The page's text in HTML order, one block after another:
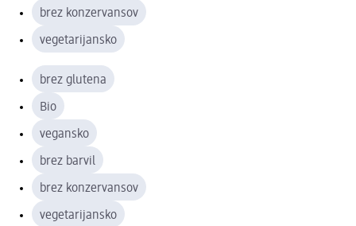
brez konzervansov
vegetarijansko
brez glutena
Bio
vegansko
brez barvil
brez konzervansov
vegetarijansko